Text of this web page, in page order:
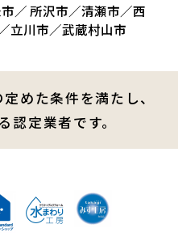
／ 所沢市／清瀬市／西
立川市／武蔵村山市
めた条件を満たし、
認定業者です。